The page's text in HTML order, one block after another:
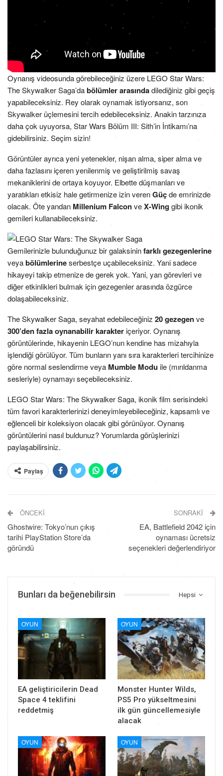
Oynanış videosunda görebileceğiniz üzere LEGO Star Wars:
The Skywalker Saga’dabölümler arasındadilediğiniz gibi geçiş
yapabileceksiniz. Rey olarak oynamak istiyorsanız, son
Skywalker üçlemesini tercih edebileceksiniz. Anakin tarzınıza
daha çok uyuyorsa, Star Wars Bölüm III: Sith’in İntikamı’na
gidebilirsiniz. Seçim sizin!
Görüntüler ayrıca yeni yetenekler, nişan alma, siper alma ve
daha fazlasını içeren yenilenmiş ve geliştirilmiş savaş
mekaniklerini de ortaya koyuyor. Elbette düşmanları ve
yaratıkları etkisiz hale getirmenize izin verenGüçde emrinizde
olacak. Öte yandan Millenium FalconveX-Winggibi ikonik
gemileri kullanabileceksiniz.
Gemilerinizle bulunduğunuz bir galaksininfarklı gezegenlerine
veyabölümlerineserbestçe uçabileceksiniz. Yani sadece
hikayeyi takip etmenize de gerek yok. Yani, yan görevleri ve
diğer etkinlikleri bulmak için gezegenler arasında özgürce
dolaşabileceksiniz.
The Skywalker Saga, seyahat edebileceğiniz 20 gezegenve
300’den fazla oynanabilir karakteriçeriyor. Oynanış
görüntülerinde, hikayenin LEGO’nun kendine has mizahıyla
işlendiği görülüyor. Tüm bunların yanı sıra karakterleri tercihinize
göre normal seslendirme veya Mumble Moduile (mırıldanma
sesleriyle) oynamayı seçebileceksiniz.
LEGO Star Wars: The Skywalker Saga, ikonik film serisindeki
tüm favori karakterlerinizi deneyimleyebileceğiniz, kapsamlı ve
eğlenceli bir koleksiyon olacak gibi görünüyor. Oynanış
görüntülerini nasıl buldunuz? Yorumlarda görüşlerinizi
paylaşabilirsiniz.
Paylaş
ÖNCEKI
Ghostwire: Tokyo’nun çıkış
tarihi PlayStation Store’da
göründü
SONRAKI
EA, Battlefield 2042 için
oynaması ücretsiz
seçenekleri değerlendiriyor
Hepsi
Bunları da beğenebilirsin
OYUN
EA geliştiricilerin Dead
Space 4 teklifini
reddetmiş
OYUN
Monster Hunter Wilds,
PS5 Pro yükseltmesini
ilk gün güncellemesiyle
alacak
OYUN OYUN